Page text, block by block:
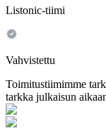
Listonic-tiimi
Vahvistettu
Toimitustiimimme
tarkka julkaisun